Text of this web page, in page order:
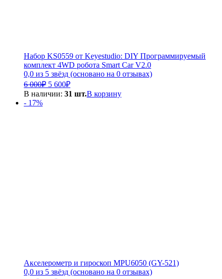
Набор KS0559 от Keyestudio: DIY Программируемый
комплект 4WD робота Smart Car V2.0
0,0 из 5 звёзд (основано на 0 отзывах)
6 000₽ Первоначальная
цена
5 600₽Текущая
цена:
В наличии: 31 шт.В корзину
- 17%
Акселерометр и гироскоп MPU6050 (GY-521)
0,0 из 5 звёзд (основано на 0 отзывах)